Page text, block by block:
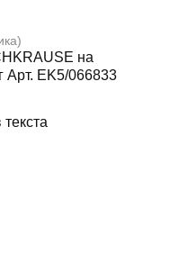
на
Арт. EK5/066833